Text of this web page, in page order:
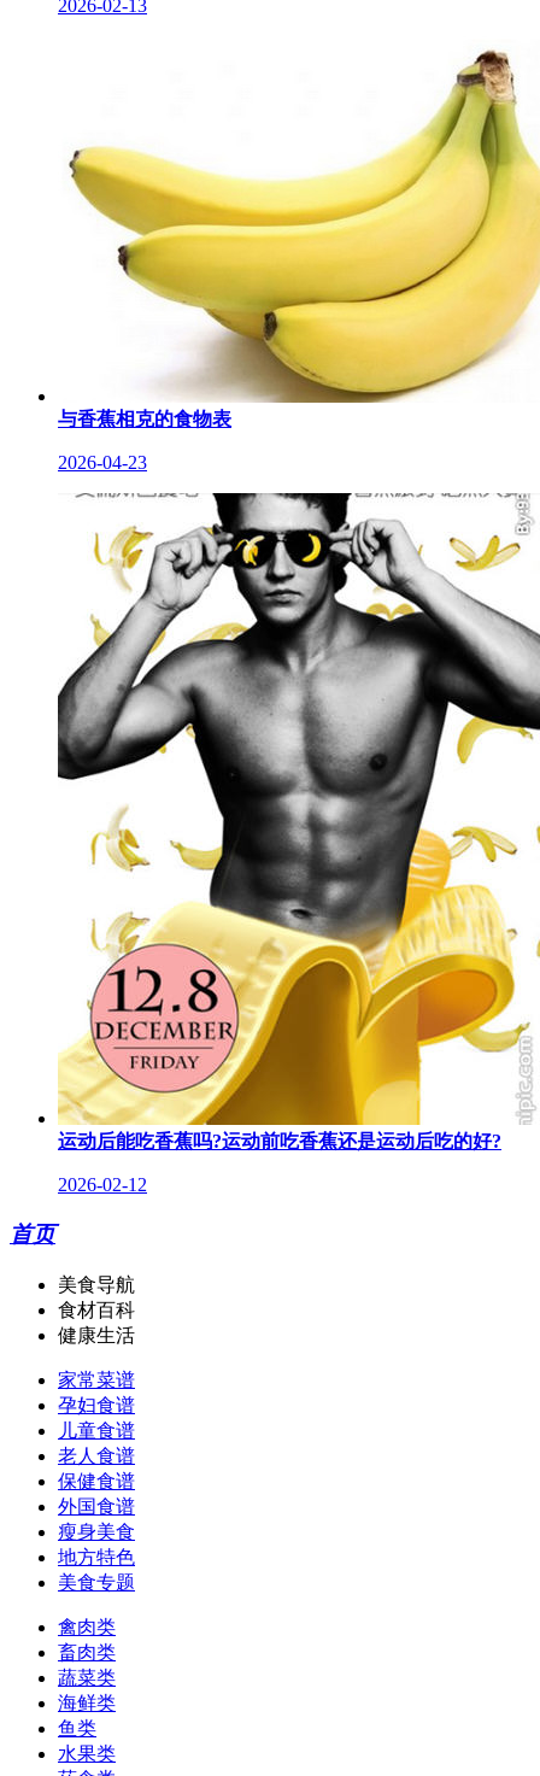
2026-02-13
与香蕉相克的食物表
2026-04-23
运动后能吃香蕉吗?运动前吃香蕉还是运动后吃的好?
2026-02-12
首页
美食导航
食材百科
健康生活
家常菜谱
孕妇食谱
儿童食谱
老人食谱
保健食谱
外国食谱
瘦身美食
地方特色
美食专题
禽肉类
畜肉类
蔬菜类
海鲜类
鱼类
水果类